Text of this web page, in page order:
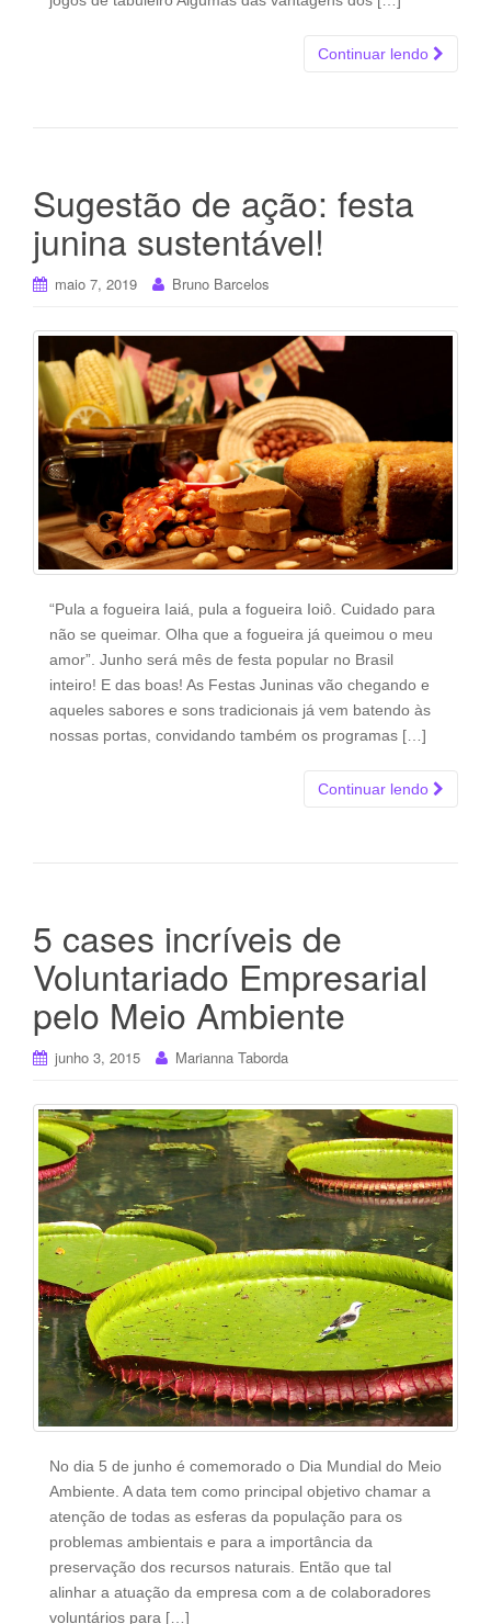
Continuar lendo
Sugestão de ação: festa
junina sustentável!
maio 7, 2019 Bruno Barcelos
“Pula a fogueira Iaiá, pula a fogueira Ioiô. Cuidado para
não se queimar. Olha que a fogueira já queimou o meu
amor”. Junho será mês de festa popular no Brasil
inteiro! E das boas! As Festas Juninas vão chegando e
aqueles sabores e sons tradicionais já vem batendo às
nossas portas, convidando também os programas […]
Continuar lendo
5 cases incríveis de
Voluntariado Empresarial
pelo Meio Ambiente
junho 3, 2015 Marianna Taborda
No dia 5 de junho é comemorado o Dia Mundial do Meio
Ambiente. A data tem como principal objetivo chamar a
atenção de todas as esferas da população para os
problemas ambientais e para a importância da
preservação dos recursos naturais. Então que tal
alinhar a atuação da empresa com a de colaboradores
voluntários para […]